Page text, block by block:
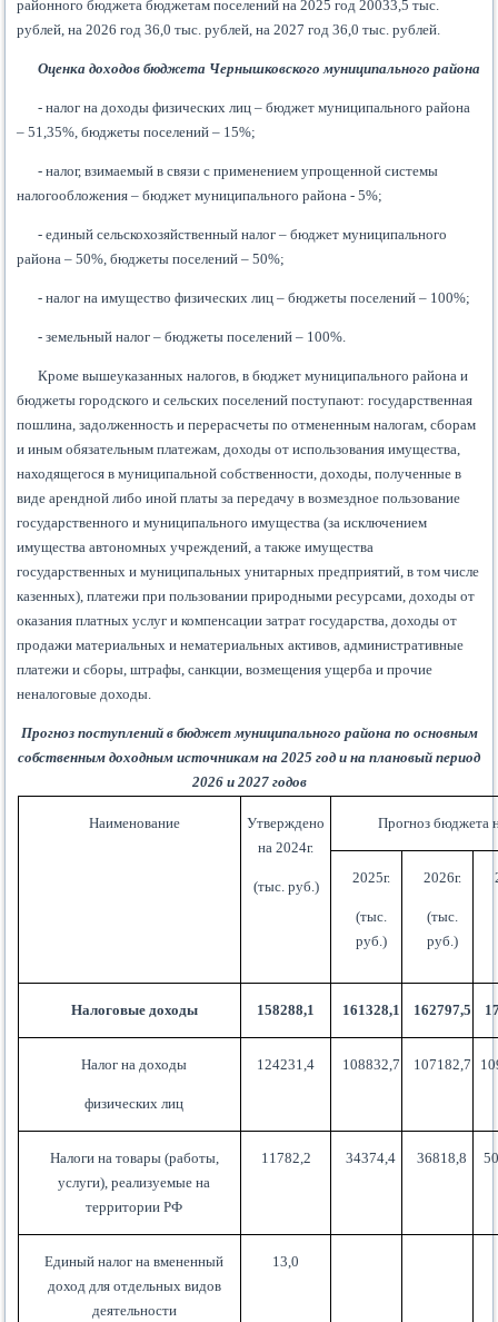
районного бюджета бюджетам поселений на 2025 год 20033,5 тыс.
рублей, на 2026 год 36,0 тыс. рублей, на 2027 год 36,0 тыс. рублей.
Оценка доходов бюджета Чернышковского муниципального района
- налог на доходы физических лиц – бюджет муниципального района
– 51,35%, бюджеты поселений – 15%;
- налог, взимаемый в связи с применением упрощенной системы
налогообложения – бюджет муниципального района - 5%;
- единый сельскохозяйственный налог – бюджет муниципального
района – 50%, бюджеты поселений – 50%;
- налог на имущество физических лиц – бюджеты поселений – 100%;
- земельный налог – бюджеты поселений – 100%.
Кроме вышеуказанных налогов, в бюджет муниципального района и
бюджеты городского и сельских поселений поступают: государственная
пошлина, задолженность и перерасчеты по отмененным налогам, сборам
и иным обязательным платежам, доходы от использования имущества,
находящегося в муниципальной собственности, доходы, полученные в
виде арендной либо иной платы за передачу в возмездное пользование
государственного и муниципального имущества (за исключением
имущества автономных учреждений, а также имущества
государственных и муниципальных унитарных предприятий, в том числе
казенных), платежи при пользовании природными ресурсами, доходы от
оказания платных услуг и компенсации затрат государства, доходы от
продажи материальных и нематериальных активов, административные
платежи и сборы, штрафы, санкции, возмещения ущерба и прочие
неналоговые доходы.
Прогноз поступлений в бюджет муниципального района по основным
собственным доходным источникам на 2025 год и на плановый период
2026 и 2027 годов
Наименование
Утверждено
на 2024г.
(тыс. руб.)
Прогноз бюджета
2025г.
(тыс.
руб.)
2026г.
(тыс.
руб.)
Налоговые доходы 158288,1 161328,1 162797,5
Налог на доходы
физических лиц
124231,4 108832,7 107182,7
Налоги на товары (работы,
услуги), реализуемые на
территории РФ
11782,2 34374,4 36818,8
Единый налог на вмененный
доход для отдельных видов
деятельности
13,0